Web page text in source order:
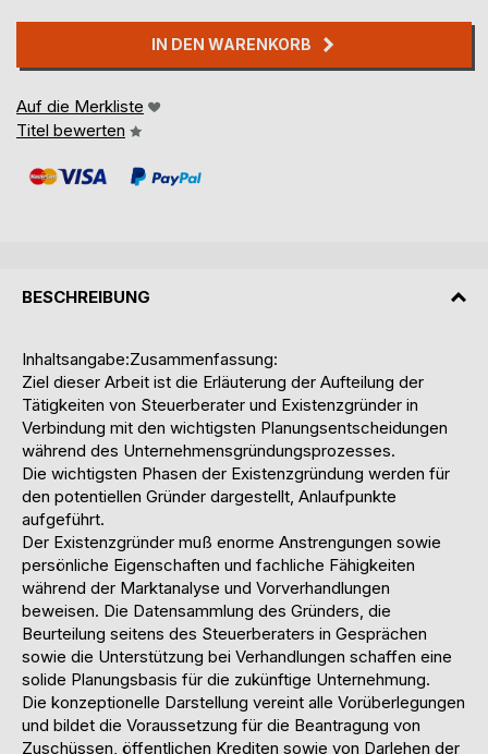
IN DEN WARENKORB
Auf die Merkliste
Titel bewerten
BESCHREIBUNG
Inhaltsangabe:Zusammenfassung:
Ziel dieser Arbeit ist die Erläuterung der Aufteilung der
Tätigkeiten von Steuerberater und Existenzgründer in
Verbindung mit den wichtigsten Planungsentscheidungen
während des Unternehmensgründungsprozesses.
Die wichtigsten Phasen der Existenzgründung werden für
den potentiellen Gründer dargestellt, Anlaufpunkte
aufgeführt.
Der Existenzgründer muß enorme Anstrengungen sowie
persönliche Eigenschaften und fachliche Fähigkeiten
während der Marktanalyse und Vorverhandlungen
beweisen. Die Datensammlung des Gründers, die
Beurteilung seitens des Steuerberaters in Gesprächen
sowie die Unterstützung bei Verhandlungen schaffen eine
solide Planungsbasis für die zukünftige Unternehmung.
Die konzeptionelle Darstellung vereint alle Vorüberlegungen
und bildet die Voraussetzung für die Beantragung von
Zuschüssen, öffentlichen Krediten sowie von Darlehen der